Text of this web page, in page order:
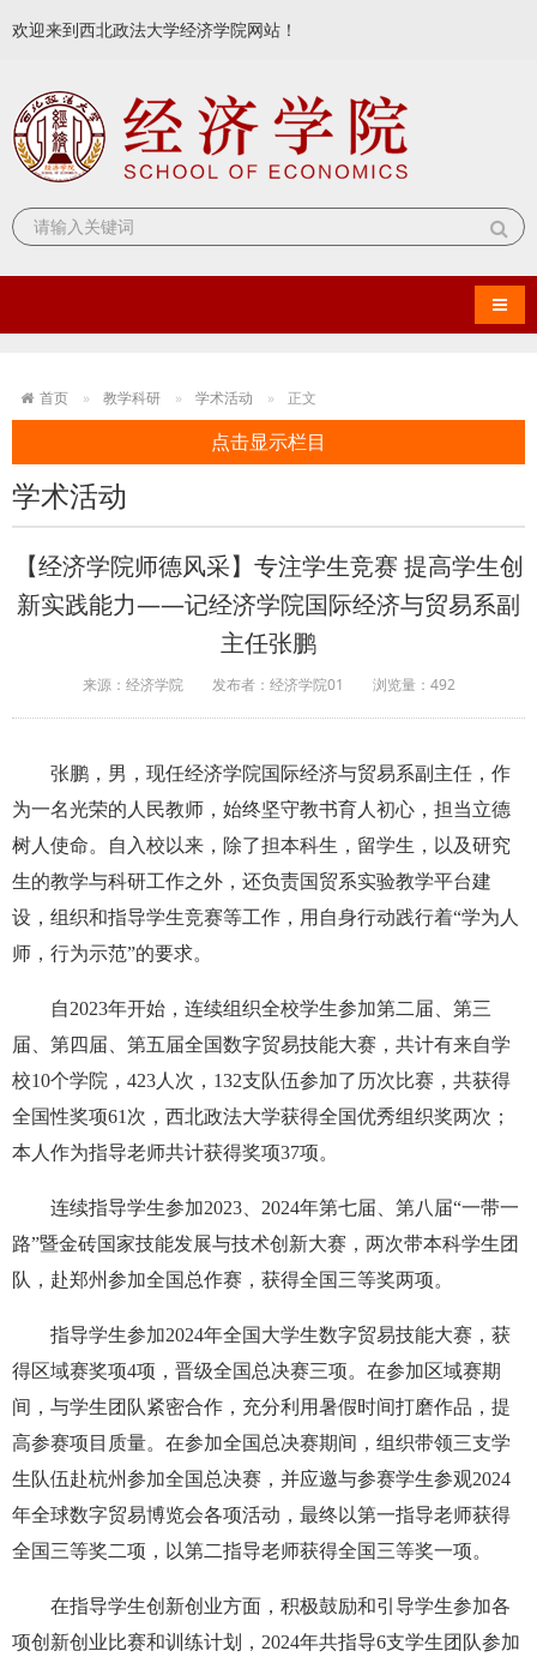
欢迎来到西北政法大学经济学院网站！
导航
首页 教学科研 学术活动 正文
点击显示栏目
学术活动
【经济学院师德风采】专注学生竞赛 提高学生创
新实践能力——记经济学院国际经济与贸易系副
主任张鹏
来源：经济学院 发布者：经济学院01 浏览量： 492
张鹏，男，现任经济学院国际经济与贸易系副主任，作
为一名光荣的人民教师，始终坚守教书育人初心，担当立德
树人使命。自入校以来，除了担本科生，留学生，以及研究
生的教学与科研工作之外，还负责国贸系实验教学平台建
设，组织和指导学生竞赛等工作，用自身行动践行着“学为人
师，行为示范”的要求。
自2023年开始，连续组织全校学生参加第二届、第三
届、第四届、第五届全国数字贸易技能大赛，共计有来自学
校10个学院，423人次，132支队伍参加了历次比赛，共获得
全国性奖项61次，西北政法大学获得全国优秀组织奖两次；
本人作为指导老师共计获得奖项37项。
连续指导学生参加2023、2024年第七届、第八届“一带一
路”暨金砖国家技能发展与技术创新大赛，两次带本科学生团
队，赴郑州参加全国总作赛，获得全国三等奖两项。
指导学生参加2024年全国大学生数字贸易技能大赛，获
得区域赛奖项4项，晋级全国总决赛三项。在参加区域赛期
间，与学生团队紧密合作，充分利用暑假时间打磨作品，提
高参赛项目质量。在参加全国总决赛期间，组织带领三支学
生队伍赴杭州参加全国总决赛，并应邀与参赛学生参观2024
年全球数字贸易博览会各项活动，最终以第一指导老师获得
全国三等奖二项，以第二指导老师获得全国三等奖一项。
在指导学生创新创业方面，积极鼓励和引导学生参加各
项创新创业比赛和训练计划，2024年共指导6支学生团队参加